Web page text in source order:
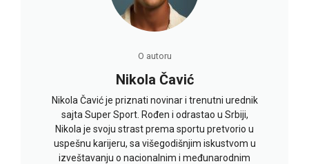
O autoru
Nikola Čavić
Nikola Čavić je priznati novinar i trenutni urednik
sajta Super Sport. Rođen i odrastao u Srbiji,
Nikola je svoju strast prema sportu pretvorio u
uspešnu karijeru, sa višegodišnjim iskustvom u
izveštavanju o nacionalnim i međunarodnim